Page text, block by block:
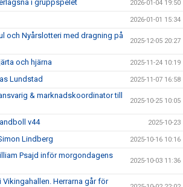
i gruppspelet 2026-01-04 19:50
2026-01-01 15:34
och Nyårslotteri med dragning på
2025-12-05 20:27
och hjärna 2025-11-24 10:19
Lundstad 2025-11-07 16:58
& marknadskoordinator till
2025-10-25 10:05
v44 2025-10-23
Lindberg 2025-10-16 10:16
Psajd inför morgondagens
2025-10-03 11:36
Herrarna går för